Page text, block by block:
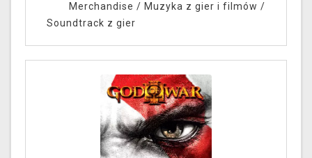
Merchandise / Muzyka z gier i filmów /
Soundtrack z gier